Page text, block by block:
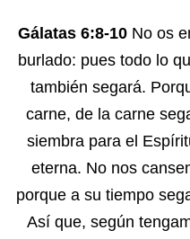
Gálatas 6:8-10 No os
burlado: pues todo lo
también segará.
carne, de la carne
siembra para el
eterna. No nos
porque a su tiempo
Así que, según